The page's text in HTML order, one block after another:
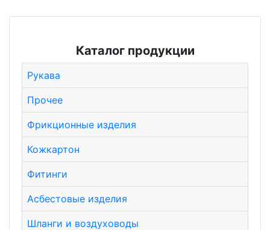
Каталог продукции
Рукава
Прочее
Фрикционные изделия
Кожкартон
Фитинги
Асбестовые изделия
Шланги и воздуховоды